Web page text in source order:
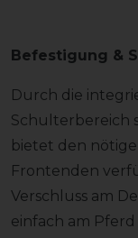
Befestigung &
Durch die
Schulterbereich
bietet den
Frontenden
Verschluss am
einfach am